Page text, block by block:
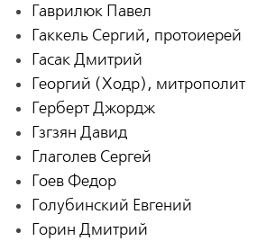
Гаврилюк Павел
Гаккель Сергий, протоиерей
Гасак Дмитрий
Георгий (Ходр), митрополит
Герберт Джордж
Гзгзян Давид
Глаголев Сергей
Гоев Федор
Голубинский Евгений
Горин Дмитрий